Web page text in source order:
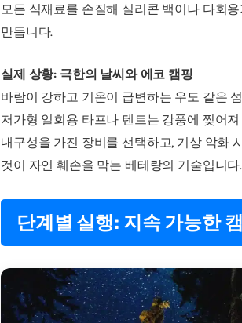
모든 식재료를 손질해 실리콘 백이나 다회
만듭니다.
실제 상황: 극한의 날씨와 에코 캠핑
바람이 강하고 기온이 급변하는 우도 같은
저가형 일회용 타프나 텐트는 강풍에 찢어
내구성을 가진 장비를 선택하고, 기상 악화
것이 자연 훼손을 막는 베테랑의 기술입니다.
단계별 실행: 지속 가능한